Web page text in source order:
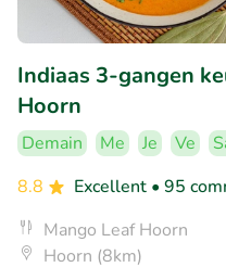
Indiaas 3-gangen
Hoorn
Demain Me Je Ve
8.8
Excellent • 95
Mango Leaf Hoorn
Hoorn (8km)